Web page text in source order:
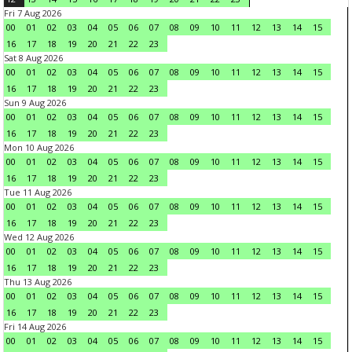
Fri 7 Aug 2026
00
01 02 03 04 05 06 07 08 09 10 11 12 13 14
15
16
17 18 19 20 21 22
23
Sat 8 Aug 2026
00
01 02 03 04 05 06 07 08 09 10 11 12 13 14
15
16
17 18 19 20 21 22
23
Sun 9 Aug 2026
00
01 02 03 04 05 06 07 08 09 10 11 12 13 14
15
16
17 18 19 20 21 22
23
Mon 10 Aug 2026
00
01 02 03 04 05 06 07 08 09 10 11 12 13 14
15
16
17 18 19 20 21 22
23
Tue 11 Aug 2026
00
01 02 03 04 05 06 07 08 09 10 11 12 13 14
15
16
17 18 19 20 21 22
23
Wed 12 Aug 2026
00
01 02 03 04 05 06 07 08 09 10 11 12 13 14
15
16
17 18 19 20 21 22
23
Thu 13 Aug 2026
00
01 02 03 04 05 06 07 08 09 10 11 12 13 14
15
16
17 18 19 20 21 22
23
Fri 14 Aug 2026
00
01 02 03 04 05 06 07 08 09 10 11 12 13 14
15